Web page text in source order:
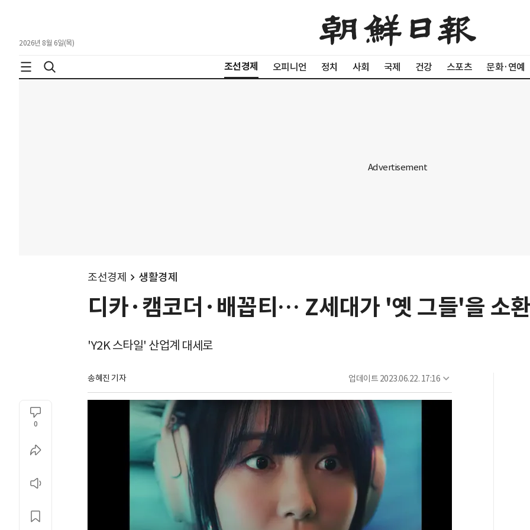
2026년 8월 6일(목)
조선경제 오피니언 정치 사회 국제 건강 스포츠 문화·연예
조선경제 생활경제
디카·캠코더·배꼽티… Z세대가 '옛 그들'을 소
'Y2K 스타일' 산업계 대세로
송혜진 기자 업데이트 2023.06.22. 17:16
0